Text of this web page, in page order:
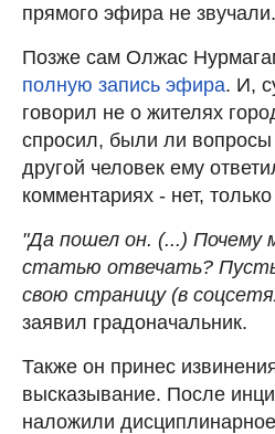
прямого эфира не звучали.
Позже сам Олжас
полную запись эфира. И,
говорил не о жителях
спросил, были ли
другой человек ему
комментариях - нет,
"Да пошел он. (...) Почему
статью отвечать? Пусть
свою страницу (в
заявил градоначальник.
Также он принес
высказывание. После
наложили